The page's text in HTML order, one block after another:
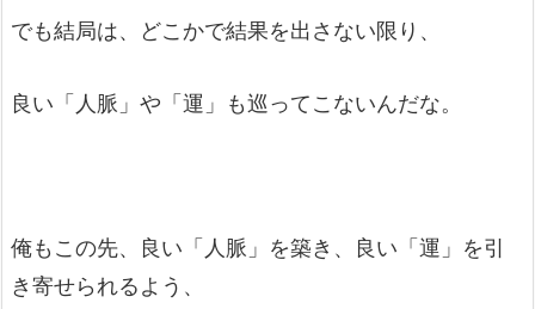
でも結局は、どこかで結果を出さない限り、
良い「人脈」や「運」も巡ってこないんだな。
俺もこの先、良い「人脈」を築き、良い「運」を引
き寄せられるよう、